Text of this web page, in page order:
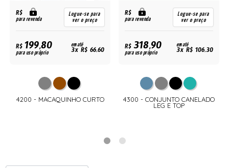
R$
para revenda
Logue-se para
ver o preço
R$199,80
para uso próprio
em até
3x R$ 66,60
4200 - MACAQUINHO CURTO
R$
para revenda
Logue-se para
ver o preço
R$318,90
para uso próprio
em até
3x R$ 106,30
4300 - CONJUNTO CANELADO
LEG E TOP